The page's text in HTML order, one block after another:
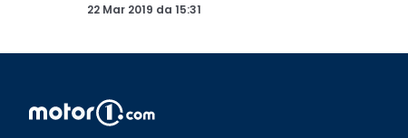
22 Mar 2019 da 15:31